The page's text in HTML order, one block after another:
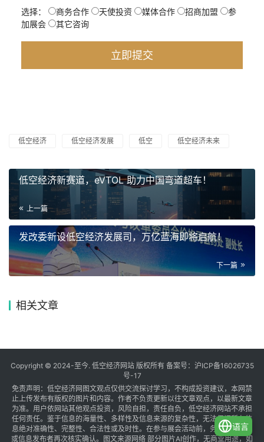
选择： 商务合作 天使投资 媒体合作 招商加盟
参
加展会
其它咨询
低空经济 低空经济发展 低空 低空经济未来
低空经济新赛道，eVTOL 助力中国弯道超车！
上一篇
发改委新设低空经济发展司，万亿蓝海即将启航！
下一篇
相关文章
Copyright © 2024-至今. 低空经济网站 版权所有 备案号： 沪ICP备16026735
号-17
免责声明：低空经济网图文观点仅供交流探讨学习，不构成投资建议，本网禁
止上传发布有版权的图片和内容。作者不负责更新以往文章观点，以最新文章
为准。用户依网站其他观点投资，风险自担，责任自负，低空经济网站不承担
任何责任。鉴于信息的海量性、多样性及信息来源的复杂性，无法保证所有信
息绝对准确性、完整性、合法性或及时性。在参与展会活动前，务必与组织方
或信息发布者再次核实确认。图文来源网络 部分图片AI创作，无商业用途，如
语言